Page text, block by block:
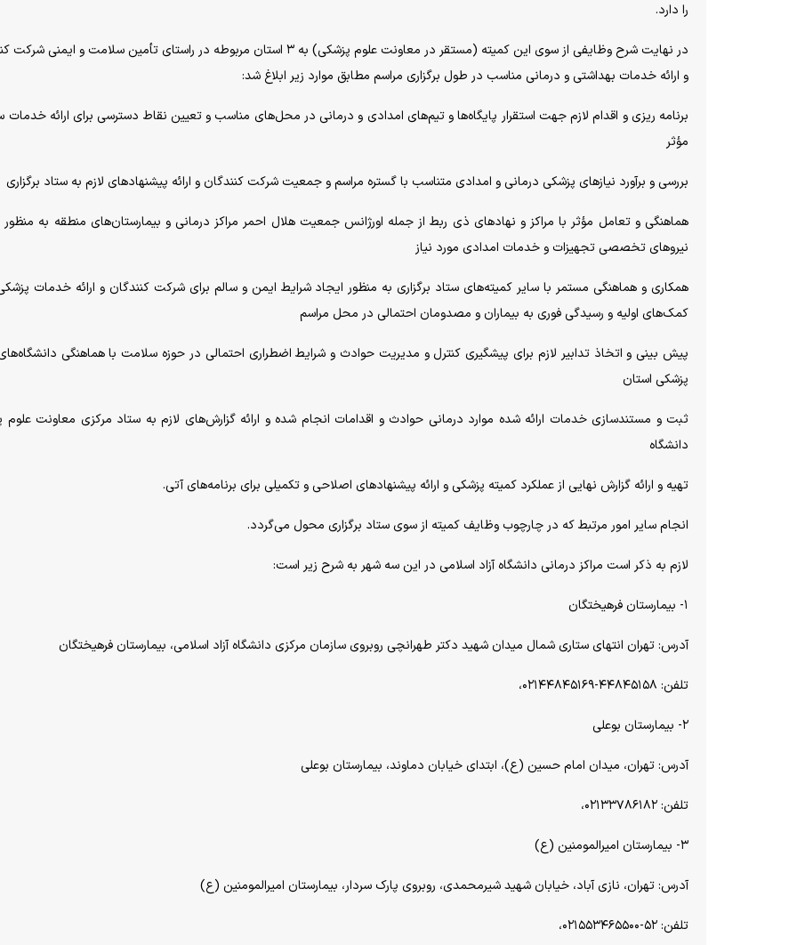
را دارد.
در نهایت شرح وظایفی از سوی این کمیته (مستقر در معاونت علوم پزشکی) به ۳ استان مربوطه در راستای تأمین سلامت و
و ارائه خدمات بهداشتی و درمانی مناسب در طول برگزاری مراسم مطابق موارد زیر ابلاغ شد:
برنامه ریزی و اقدام لازم جهت استقرار پایگاه‌ها و تیم‌های امدادی و درمانی در محل‌های مناسب و تعیین نقاط دسترسی برای ارائه خدمات
مؤثر
بررسی و برآورد نیاز‌های پزشکی درمانی و امدادی متناسب با گستره مراسم و جمعیت شرکت کنندگان و ارائه پیشنهاد‌های لازم به ستاد برگزاری
هماهنگی و تعامل مؤثر با مراکز و نهاد‌های ذی ربط از جمله اورژانس جمعیت هلال احمر مراکز درمانی و بیمارستان‌های منطقه به منظور
نیرو‌های تخصصی تجهیزات و خدمات امدادی مورد نیاز
همکاری و هماهنگی مستمر با سایر کمیته‌های ستاد برگزاری به منظور ایجاد شرایط ایمن و سالم برای شرکت کنندگان و ارائه خدمات پزشکی
کمک‌های اولیه و رسیدگی فوری به بیماران و مصدومان احتمالی در محل مراسم
پیش بینی و اتخاذ تدابیر لازم برای پیشگیری کنترل و مدیریت حوادث و شرایط اضطراری احتمالی در حوزه سلامت با هماهنگی
پزشکی استان
ثبت و مستندسازی خدمات ارائه شده موارد درمانی حوادث و اقدامات انجام شده و ارائه گزارش‌های لازم به ستاد مرکزی معاونت علوم
دانشگاه
تهیه و ارائه گزارش نهایی از عملکرد کمیته پزشکی و ارائه پیشنهاد‌های اصلاحی و تکمیلی برای برنامه‌های آتی.
انجام سایر امور مرتبط که در چارچوب وظایف کمیته از سوی ستاد برگزاری محول می‌گردد.
لازم به ذکر است مراکز درمانی دانشگاه آزاد اسلامی در این سه شهر به شرح زیر است:
۱- بیمارستان فرهیختگان
آدرس: تهران انتهای ستاری شمال میدان شهید دکتر طهرانچی روبروی سازمان مرکزی دانشگاه آزاد اسلامی، بیمارستان فرهیختگان
تلفن: ۴۴۸۴۵۱۵۸-۰۲۱۴۴۸۴۵۱۶۹،
۲- بیمارستان بوعلی
آدرس: تهران، میدان امام حسین (ع)، ابتدای خیابان دماوند، بیمارستان بوعلی
تلفن: ۰۲۱۳۳۷۸۶۱۸۲،
۳- بیمارستان امیرالمومنین (ع)
آدرس: تهران، نازی آباد، خیابان شهید شیرمحمدی، روبروی پارک سردار، بیمارستان امیرالمومنین (ع)
تلفن: ۵۲-۰۲۱۵۵۳۴۶۵۵۰۰،